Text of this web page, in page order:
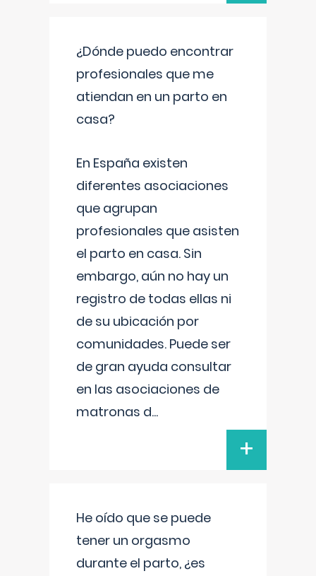
¿Dónde puedo encontrar
profesionales que me
atiendan en un parto en
casa?
En España existen
diferentes asociaciones
que agrupan
profesionales que asisten
el parto en casa. Sin
embargo, aún no hay un
registro de todas ellas ni
de su ubicación por
comunidades. Puede ser
de gran ayuda consultar
en las asociaciones de
matronas d...
+
He oído que se puede
tener un orgasmo
durante el parto, ¿es